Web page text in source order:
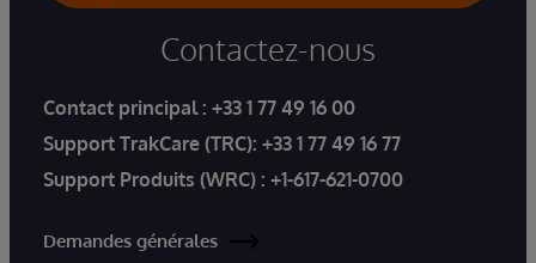
Contactez-nous
Contact principal : +33 1 77 49 16 00
Support TrakCare (TRC): +33 1 77 49 16 77
Support Produits (WRC) : +1-617-621-0700
Demandes générales